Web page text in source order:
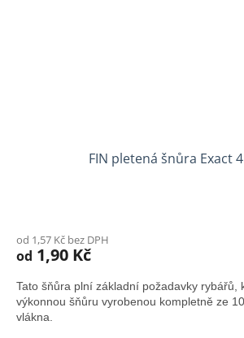
FIN pletená šnůra Exact
od 1,57 Kč bez DPH
od 1,90 Kč
Tato šňůra plní základní požadavky rybářů,
výkonnou šňůru vyrobenou kompletně ze
vlákna.